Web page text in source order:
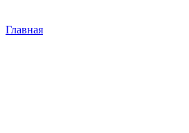
Главная